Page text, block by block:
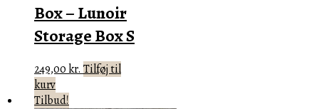
Box – Lunoir
Storage Box S
249,00kr. Tilføj til
kurv
Tilbud!